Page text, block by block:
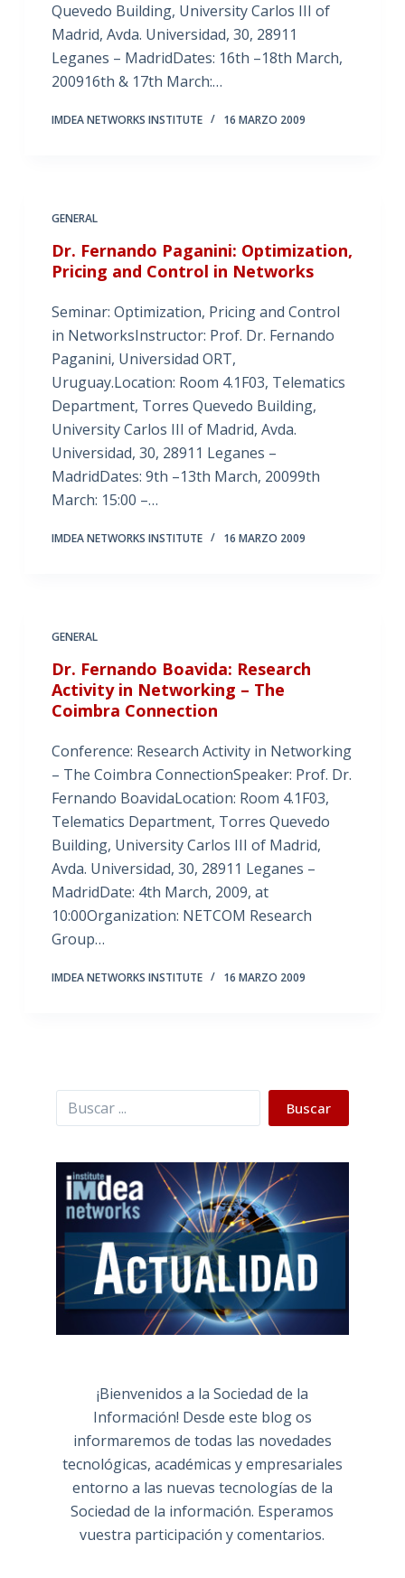
Quevedo Building, University Carlos III of
Madrid, Avda. Universidad, 30, 28911
Leganes – MadridDates: 16th –18th March,
200916th & 17th March:…
IMDEA NETWORKS INSTITUTE 16 MARZO 2009
GENERAL
Dr. Fernando Paganini: Optimization,
Pricing and Control in Networks
Seminar: Optimization, Pricing and Control
in NetworksInstructor: Prof. Dr. Fernando
Paganini, Universidad ORT,
Uruguay.Location: Room 4.1F03, Telematics
Department, Torres Quevedo Building,
University Carlos III of Madrid, Avda.
Universidad, 30, 28911 Leganes –
MadridDates: 9th –13th March, 20099th
March: 15:00 –…
IMDEA NETWORKS INSTITUTE 16 MARZO 2009
GENERAL
Dr. Fernando Boavida: Research
Activity in Networking – The
Coimbra Connection
Conference: Research Activity in Networking
– The Coimbra ConnectionSpeaker: Prof. Dr.
Fernando BoavidaLocation: Room 4.1F03,
Telematics Department, Torres Quevedo
Building, University Carlos III of Madrid,
Avda. Universidad, 30, 28911 Leganes –
MadridDate: 4th March, 2009, at
10:00Organization: NETCOM Research
Group…
IMDEA NETWORKS INSTITUTE 16 MARZO 2009
Buscar Buscar
¡Bienvenidos a la Sociedad de la
Información! Desde este blog os
informaremos de todas las novedades
tecnológicas, académicas y empresariales
entorno a las nuevas tecnologías de la
Sociedad de la información. Esperamos
vuestra participación y comentarios.